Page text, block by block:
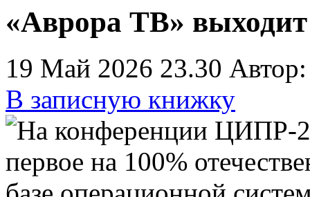
«Аврора ТВ»
19 Май 2026 23.30
В записную книжку